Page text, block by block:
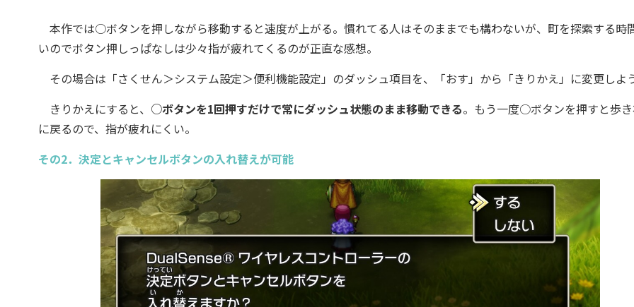
本作では○ボタンを押しながら移動すると速度が上がる。慣れてる人はそのままでも構わないが、町を探索する時
いのでボタン押しっぱなしは少々指が疲れてくるのが正直な感想。
その場合は「さくせん＞システム設定＞便利機能設定」のダッシュ項目を、「おす」から「きりかえ」に変更しよ
きりかえにすると、 ○ボタンを1回押すだけで常にダッシュ状態のまま移動できる。もう一度○ボタンを押すと歩
に戻るので、指が疲れにくい。
その2．決定とキャンセルボタンの入れ替えが可能